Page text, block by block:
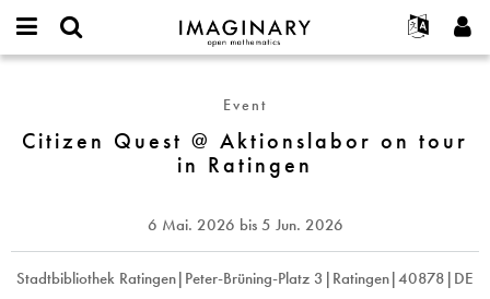
IMAGINARY
open
Français
Deutsch
한국어
Türkçe
Programme
Galerien
Hands-on
Texte
Ausstellungen
Projekte
Mitmachen
Kontakt
username
Neues Passwort anfordern
@
Ratingen
Event
Citizen Quest @ Aktionslabor on tour
in Ratingen
6 Mai. 2026 bis 5 Jun. 2026
Stadtbibliothek Ratingen|Peter-Brüning-Platz 3|Ratingen|40878|DE